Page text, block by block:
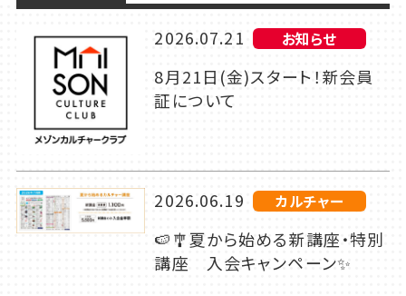
2026.07.21 お知らせ
8月21日(金)スタート！新会員
証について
2026.06.19 カルチャー
🍉🎐夏から始める新講座・特別
講座 入会キャンペーン✨